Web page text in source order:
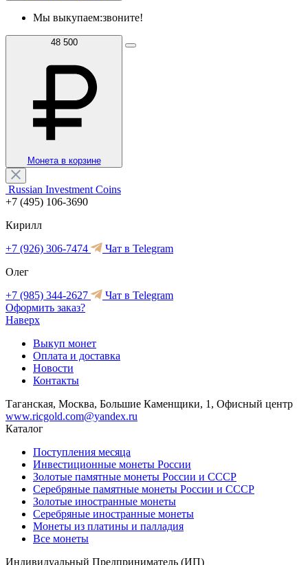
Мы выкупаем:звоните!
48 500
Монета в корзине
Russian Investment Coins
+7 (495) 106-3690
Кирилл
+7 (926) 306-7474
Чат в Telegram
Олег
+7 (985) 344-2627
Чат в Telegram
Оформить заказ?
Наверх
Выкуп монет
Оплата и доставка
Новости
Контакты
Таганская, Москва, Большие Каменщики, 1, Офисный центр
www.ricgold.com@yandex.ru
Каталог
Поступления месяца
Инвестиционные монеты России
Золотые памятные монеты России и СССР
Серебряные памятные монеты России и СССР
Золотые иностранные монеты
Серебряные иностранные монеты
Монеты из платины и палладия
Все монеты
Индивидуальный Предприниматель (ИП)